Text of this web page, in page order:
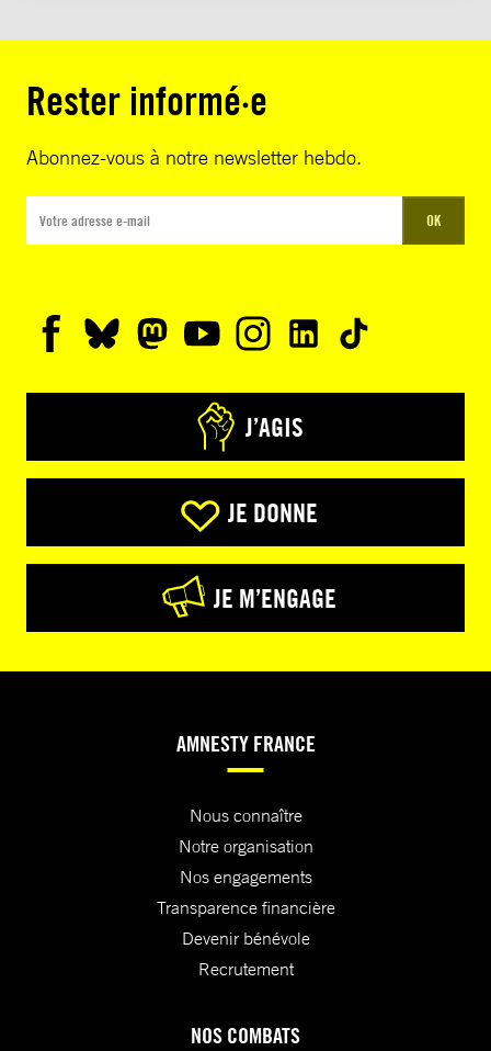
Rester informé·e
Abonnez-vous à notre newsletter hebdo.
OK
J’AGIS
JE DONNE
JE M’ENGAGE
AMNESTY FRANCE
Nous connaître
Notre organisation
Nos engagements
Transparence financière
Devenir bénévole
Recrutement
NOS COMBATS